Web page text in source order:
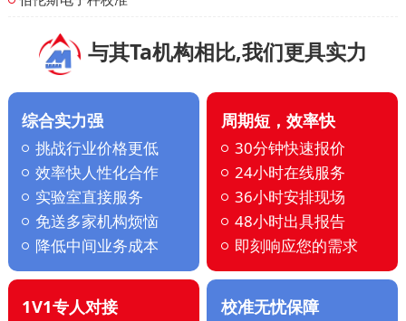
与其Ta机构相比,我们更具实力
综合实力强
挑战行业价格更低
效率快人性化合作
实验室直接服务
免送多家机构烦恼
降低中间业务成本
周期短，效率快
30分钟快速报价
24小时在线服务
36小时安排现场
48小时出具报告
即刻响应您的需求
1V1专人对接 校准无忧保障